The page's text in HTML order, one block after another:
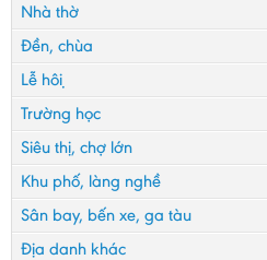
Nhà thờ
Đền, chùa
Lễ hội
Trường học
Siêu thị, chợ lớn
Khu phố, làng nghề
Sân bay, bến xe, ga tàu
Địa danh khác